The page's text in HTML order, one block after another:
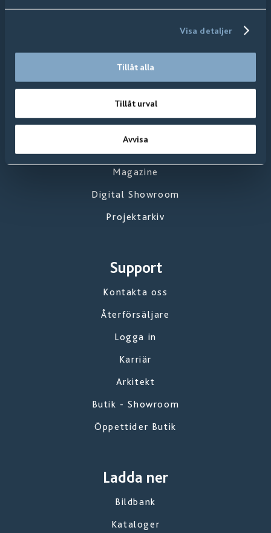
Visa detaljer
Tillåt alla
Tillåt urval
Avvisa
Trägolv
Textilgolv
Väggpanel
Inspiration
Magazine
Digital Showroom
Projektarkiv
Support
Kontakta oss
Återförsäljare
Logga in
Karriär
Arkitekt
Butik - Showroom
Öppettider Butik
Ladda ner
Bildbank
Kataloger